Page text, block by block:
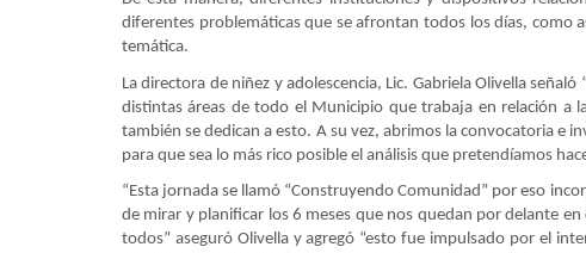
diferentes problemáticas que se afrontan todos los días, como
temática.
La directora de niñez y adolescencia, Lic. Gabriela Olivella
distintas áreas de todo el Municipio que trabaja en relación a
también se dedican a esto. A su vez, abrimos la convocatoria e
para que sea lo más rico posible el análisis que pretendíamos
“Esta jornada se llamó “Construyendo Comunidad” por eso
de mirar y planificar los 6 meses que nos quedan por delante
todos” aseguró Olivella y agregó “esto fue impulsado por el